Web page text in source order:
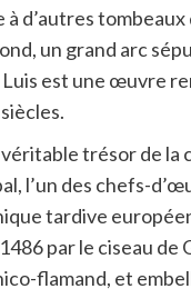
à d’autres
un grand arc
Luis est une œuvre
trésor de la
l’un des chefs-
tardive
par le ciseau de
flamand, et